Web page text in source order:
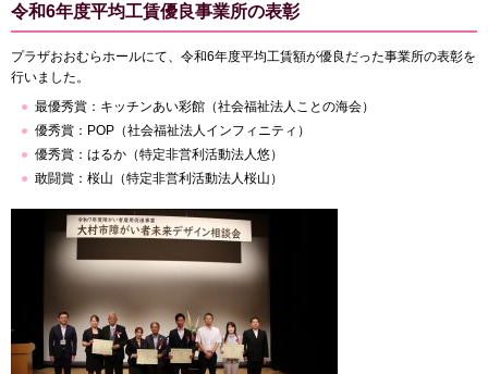
令和6年度平均工賃優良事業所の表彰
プラザおおむらホールにて、令和6年度平均工賃額が優良だった事業所の表彰を
行いました。
最優秀賞：キッチンあい彩館（社会福祉法人ことの海会）
優秀賞：POP（社会福祉法人インフィニティ）
優秀賞：はるか（特定非営利活動法人悠）
敢闘賞：桜山（特定非営利活動法人桜山）